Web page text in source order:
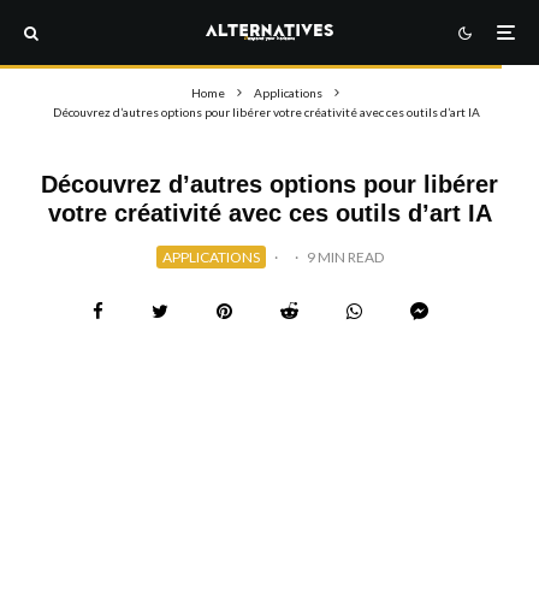
Home
Applications
Découvrez d’autres options pour libérer votre créativité avec ces outils d’art IA
Découvrez d’autres options pour libérer
votre créativité avec ces outils d’art IA
APPLICATIONS · · 9 MIN READ